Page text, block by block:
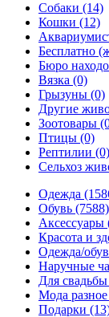
Собаки (14)
Кошки (12)
Бесплатно
Бюро
Вязка (0)
Грызуны (0)
Другие
Зоотовары
Птицы (0)
Рептилии (0)
Сельхоз
Одежда
Обувь (7588)
Аксессуары
Красота и
Одежда/
Наручные
Для свадьбы
Мода разное
Подарки